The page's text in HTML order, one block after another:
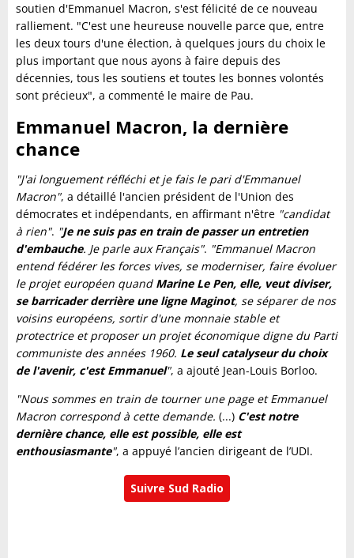
soutien d'Emmanuel Macron, s'est félicité de ce nouveau
ralliement. "C'est une heureuse nouvelle parce que, entre
les deux tours d'une élection, à quelques jours du choix le
plus important que nous ayons à faire depuis des
décennies, tous les soutiens et toutes les bonnes volontés
sont précieux", a commenté le maire de Pau.
Emmanuel Macron, la dernière
chance
"J'ai longuement réfléchi et je fais le pari d'Emmanuel
Macron", a détaillé l'ancien président de l'Union des
démocrates et indépendants, en affirmant n'être "candidat
à rien". "Je ne suis pas en train de passer un entretien
d'embauche. Je parle aux Français". "Emmanuel Macron
entend fédérer les forces vives, se moderniser, faire évoluer
le projet européen quandMarine Le Pen, elle, veut diviser,
se barricader derrière une ligne Maginot, se séparer de nos
voisins européens, sortir d'une monnaie stable et
protectrice et proposer un projet économique digne du Parti
communiste des années 1960. Le seul catalyseur du choix
de l'avenir, c'est Emmanuel", a ajouté Jean-Louis Borloo.
"Nous sommes en train de tourner une page et Emmanuel
Macron correspond à cette demande. (...) C'est notre
dernière chance, elle est possible, elle est
enthousiasmante", a appuyé l’ancien dirigeant de l’UDI.
Suivre Sud Radio